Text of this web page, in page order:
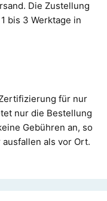
Die Zustellung
bis 3 Werktage in
für nur
nur die Bestellung
Gebühren an, so
als vor Ort.